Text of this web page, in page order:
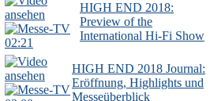
02:21
HIGH END 2018:
Preview of the
International Hi-Fi Show
HIGH END 2018 Journal:
Eröffnung, Highlights und
Messeüberblick